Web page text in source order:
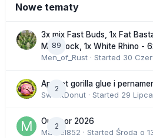
Nowe tematy
89
3x mix Fast Buds, 1x Fat
Moonrock, 1x White Rhino -
Men_of_Rust · Started 30
2
Apricot gorilla glue i
SweetDonut · Started 29 Lipca
2
Outdoor 2026
Marcel852 · Started Środa o